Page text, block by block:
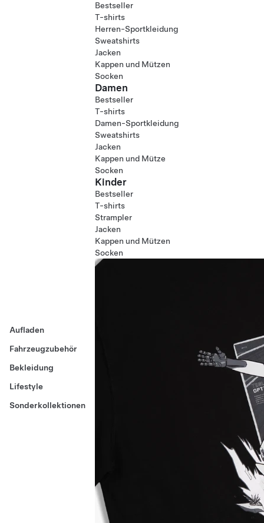
Aufladen
Fahrzeugzubehör
Bekleidung
Lifestyle
Sonderkollektionen
Bestseller
T-shirts
Herren-Sportkleidung
Sweatshirts
Jacken
Kappen und Mützen
Socken
Damen
Bestseller
T-shirts
Damen-Sportkleidung
Sweatshirts
Jacken
Kappen und Mütze
Socken
Kinder
Bestseller
T-shirts
Strampler
Jacken
Kappen und Mützen
Socken